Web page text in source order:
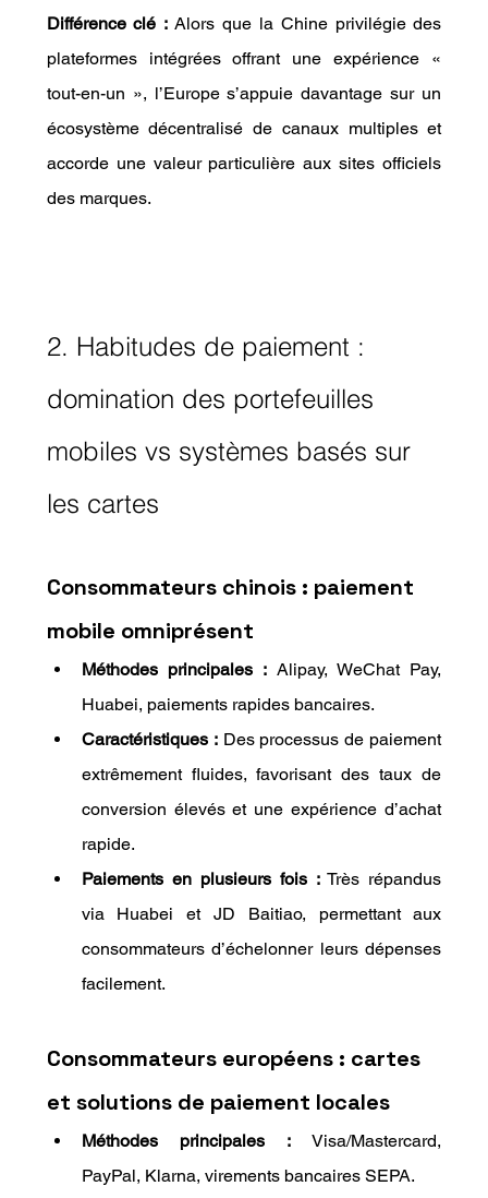
Différence clé : Alors que la Chine privilégie des
plateformes intégrées offrant une expérience «
tout-en-un », l’Europe s’appuie davantage sur un
écosystème décentralisé de canaux multiples et
accorde une valeur particulière aux sites officiels
des marques.
2. Habitudes de paiement :
domination des portefeuilles
mobiles vs systèmes basés sur
les cartes
Consommateurs chinois : paiement
mobile omniprésent
Méthodes principales : Alipay, WeChat Pay,
Huabei, paiements rapides bancaires.
Caractéristiques : Des processus de paiement
extrêmement fluides, favorisant des taux de
conversion élevés et une expérience d’achat
rapide.
Paiements en plusieurs fois : Très répandus
via Huabei et JD Baitiao, permettant aux
consommateurs d’échelonner leurs dépenses
facilement.
Consommateurs européens : cartes
et solutions de paiement locales
Méthodes principales : Visa/Mastercard,
PayPal, Klarna, virements bancaires SEPA.